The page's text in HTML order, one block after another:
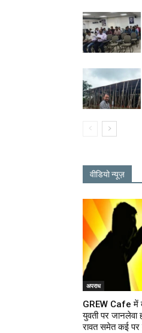
वीडियो न्यूज़
अपराध
GREW Cafe में
युवती पर
रावत समेत कई पर